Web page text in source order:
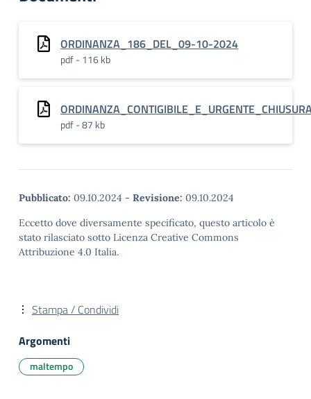
ORDINANZA_186_DEL_09-10-2024
pdf - 116 kb
pdf - 87 kb
Pubblicato: 09.10.2024 - Revisione: 09.10.2024
Eccetto dove diversamente specificato, questo articolo è
stato rilasciato sotto Licenza Creative Commons
Attribuzione 4.0 Italia.
Stampa / Condividi
Argomenti
maltempo